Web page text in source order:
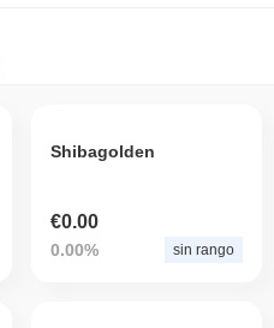
Shibagolden
€0.00
0.00% sin rango